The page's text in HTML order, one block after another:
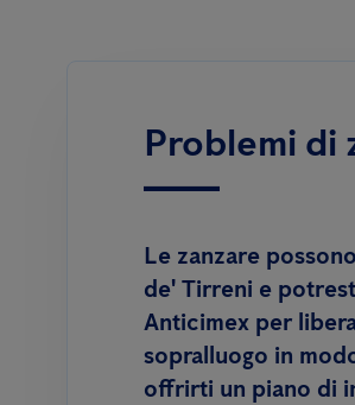
Problemi di
Le zanzare
de' Tirreni e
Anticimex per
sopralluogo in
offrirti un piano di